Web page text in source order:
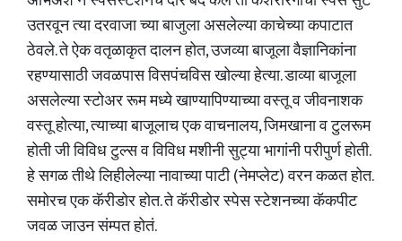
उतरवून त्या दरवाजा च्या बाजुला असलेल्या काचेच्या कपाटात
ठेवले. ते ऐक वतृळाकृत दालन होत, उजव्या बाजूला वैज्ञानिकांना
रहण्यासाठी जवळपास विसपंचविस खोल्या हेत्या. डाव्या बाजूला
असलेल्या स्टोअर रूम मध्ये खाण्यापिण्याच्या वस्तू व जीवनाशक
वस्तू होत्या, त्याच्या बाजूलाच एक वाचनालय, जिमखाना व टुलरूम
होती जी विविध टुल्स व विविध मशीनी सुट्या भागांनी परीपुर्ण होती.
हे सगळ तीथे लिहीलेल्या नावाच्या पाटी (नेमप्लेट) वरन कळत होत.
समोरच एक कॅरीडोर होत. ते कॅरीडोर स्पेस स्टेशनच्या कॅकपीट
जवळ जाउन संम्पत होतं.